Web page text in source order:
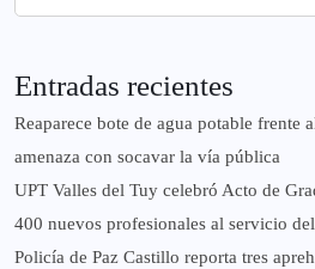
Entradas recientes
Reaparece bote de agua potable frente
amenaza con socavar la vía pública
UPT Valles del Tuy celebró Acto de
400 nuevos profesionales al servicio
‎Policía de Paz Castillo reporta tres